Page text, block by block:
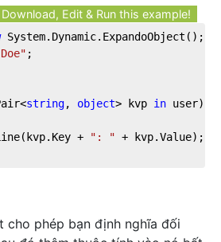
Download, Edit & Run this example!
System.Dynamic.ExpandoObject();
;
string, object> kvp in user)
+
": " + kvp.Value);
cho phép bạn định nghĩa đối